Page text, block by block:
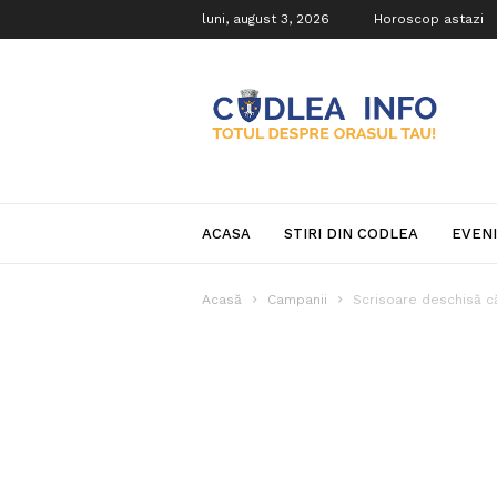
luni, august 3, 2026 Horoscop astazi
Info
ACASA STIRI DIN CODLEA
Acasă Campanii Scrisoare deschisă